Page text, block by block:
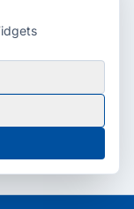
dieMedienagentur
Impressum